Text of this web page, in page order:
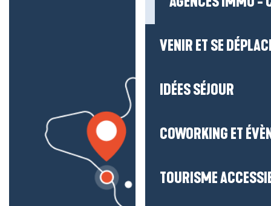
VENIR ET SE
IDÉES SÉJOUR
COWORKING ET
TOURISME